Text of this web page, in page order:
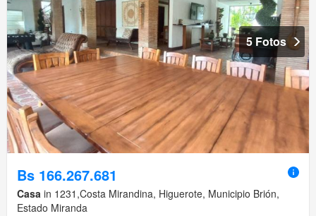
5 Fotos
Bs 166.267.681
Casa in 1231,Costa Mirandina, Higuerote, Municipio Brión,
Estado Miranda